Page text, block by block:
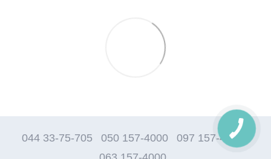
044 33-75-705 050 157-4000
097 157-4000